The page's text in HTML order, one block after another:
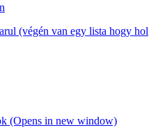
(végén van egy lista hogy hol
(Opens in new window)